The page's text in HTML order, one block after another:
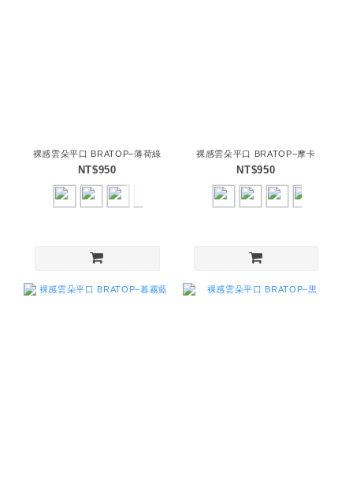
裸感雲朵平口 BRATOP–薄荷綠
NT$950
裸感雲朵平口 BRATOP–摩卡
NT$950